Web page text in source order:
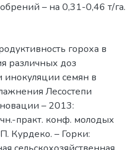
– на 0,31-0,46 т/га.
гороха в
различных доз
семян в
Лесостепи
– 2013:
практ. конф. молодых
Курдеко. – Горки: